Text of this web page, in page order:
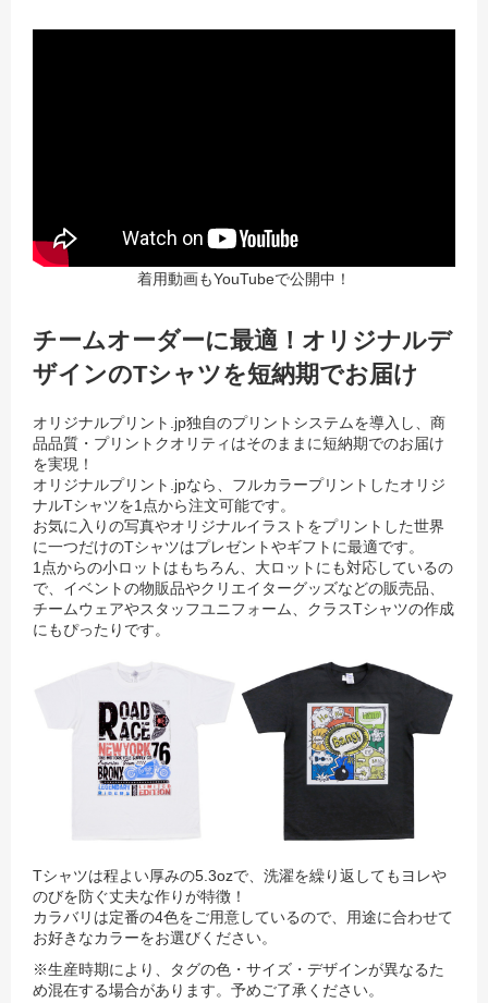
着用動画もYouTubeで公開中！
チームオーダーに最適！オリジナルデ
ザインのTシャツを短納期でお届け
オリジナルプリント.jp独自のプリントシステムを導入し、商
品品質・プリントクオリティはそのままに短納期でのお届け
を実現！
オリジナルプリント.jpなら、フルカラープリントしたオリジ
ナルTシャツを1点から注文可能です。
お気に入りの写真やオリジナルイラストをプリントした世界
に一つだけのTシャツはプレゼントやギフトに最適です。
1点からの小ロットはもちろん、大ロットにも対応しているの
で、イベントの物販品やクリエイターグッズなどの販売品、
チームウェアやスタッフユニフォーム、クラスTシャツの作成
にもぴったりです。
Tシャツは程よい厚みの5.3ozで、洗濯を繰り返してもヨレや
のびを防ぐ丈夫な作りが特徴！
カラバリは定番の4色をご用意しているので、用途に合わせて
お好きなカラーをお選びください。
※生産時期により、タグの色・サイズ・デザインが異なるた
め混在する場合があります。予めご了承ください。